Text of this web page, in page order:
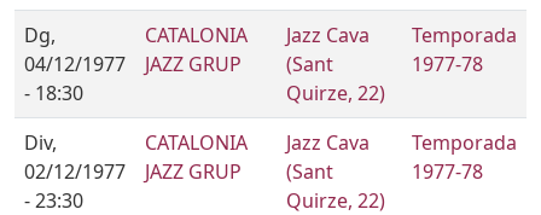
Dg,
04/12/1977
- 18:30
CATALONIA
JAZZ GRUP
Jazz Cava
(Sant
Quirze, 22)
Temporada
1977-78
Div,
02/12/1977
- 23:30
CATALONIA
JAZZ GRUP
Jazz Cava
(Sant
Quirze, 22)
Temporada
1977-78